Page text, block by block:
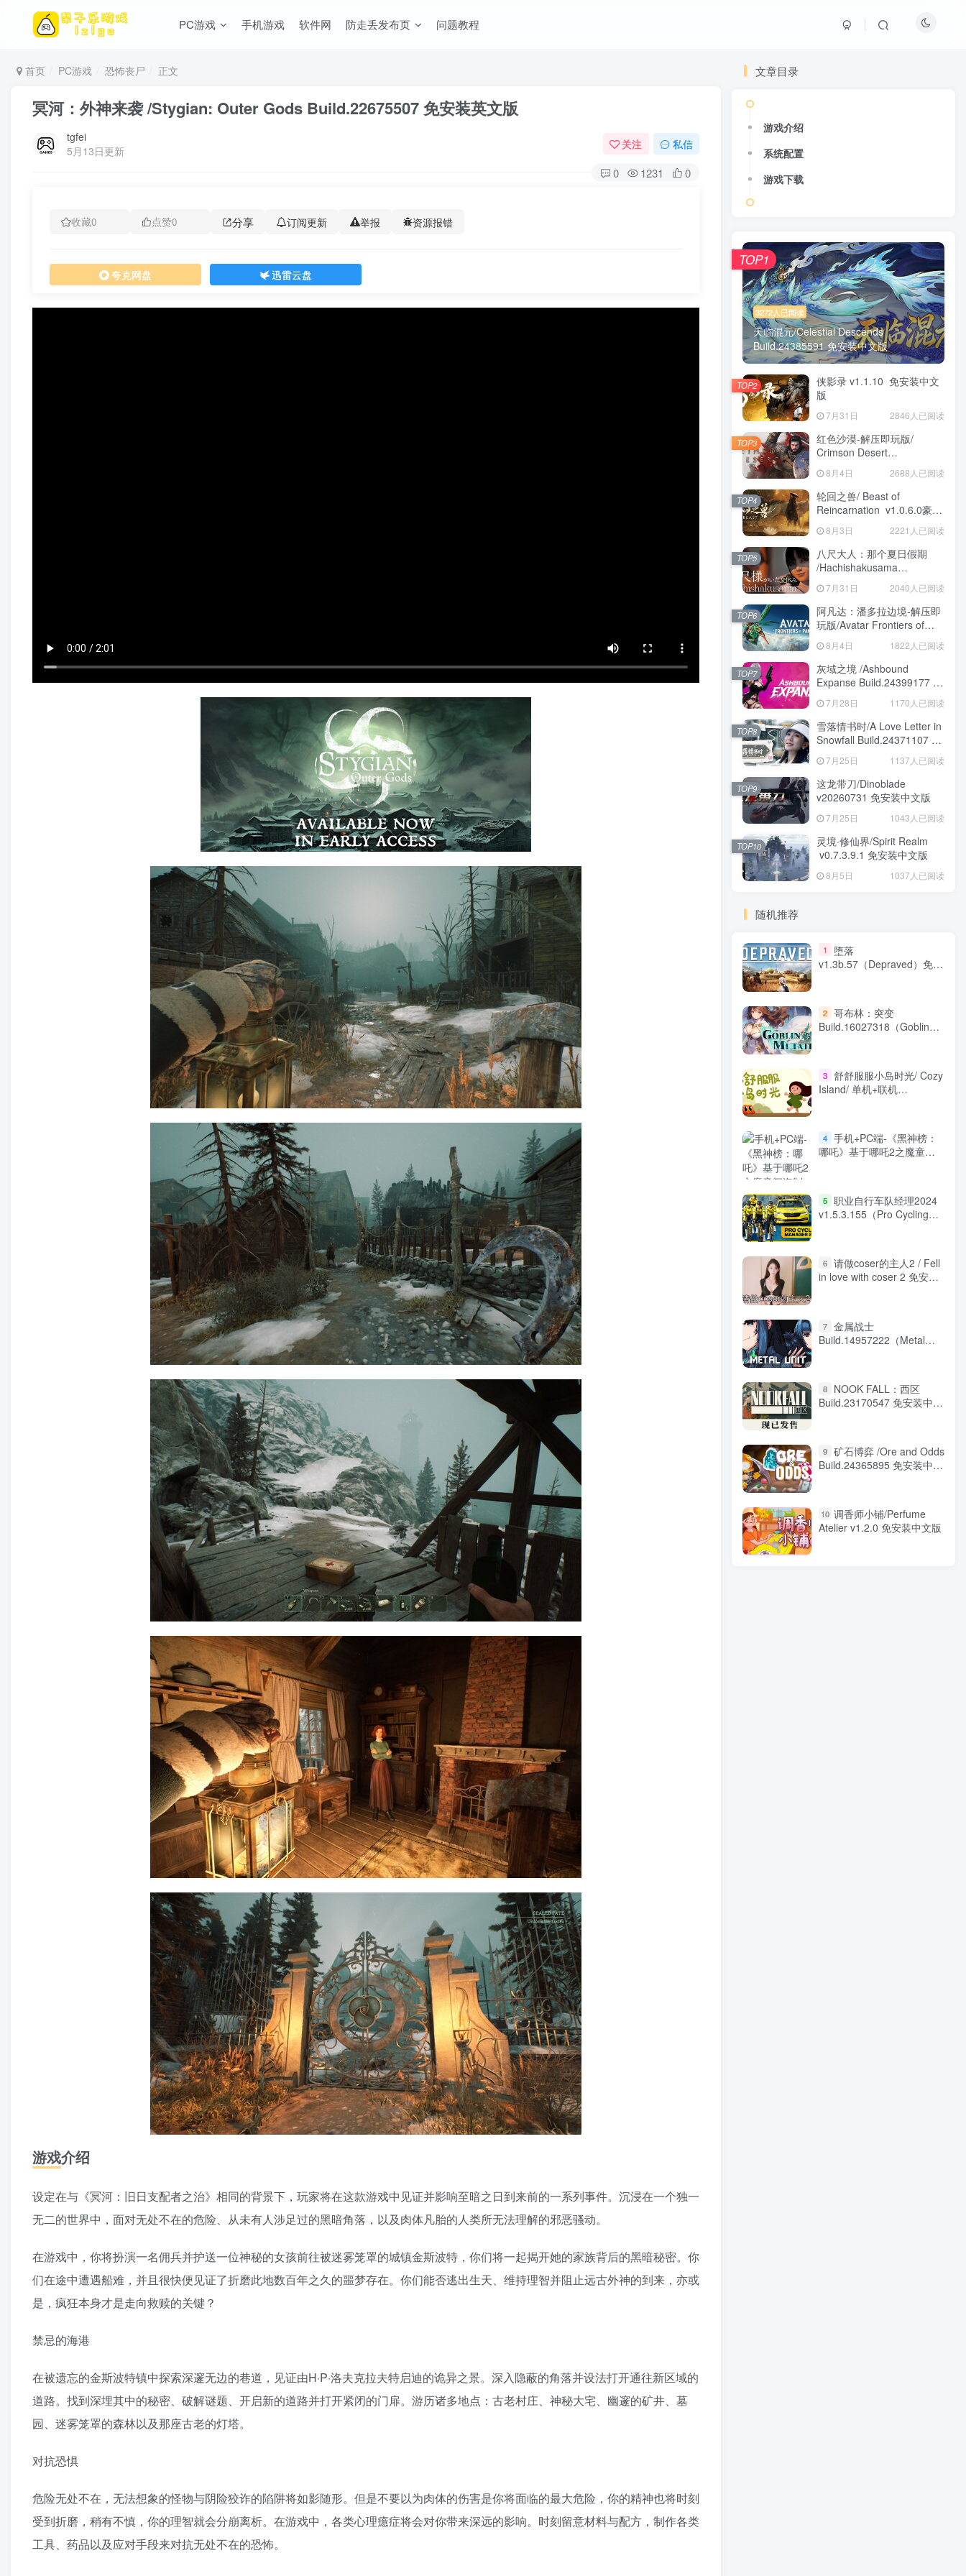
PC游戏 手机游戏 软件网 防走丢发布页 问题教程
首页 PC游戏 恐怖丧尸 正文
冥河：外神来袭 /Stygian: Outer Gods Build.22675507 免安装英文版
tgfei
5月13日更新
关注 私信
0 1231 0
收藏0 点赞0 分享 订阅更新 举报 资源报错
夸克网盘 迅雷云盘
游戏介绍
设定在与《冥河：旧日支配者之治》相同的背景下，玩家将在这款游戏中见证并影响至暗之日到来前的一系列事件。沉浸在一个独一
无二的世界中，面对无处不在的危险、从未有人涉足过的黑暗角落，以及肉体凡胎的人类所无法理解的邪恶骚动。
在游戏中，你将扮演一名佣兵并护送一位神秘的女孩前往被迷雾笼罩的城镇金斯波特，你们将一起揭开她的家族背后的黑暗秘密。你
们在途中遭遇船难，并且很快便见证了折磨此地数百年之久的噩梦存在。你们能否逃出生天、维持理智并阻止远古外神的到来，亦或
是，疯狂本身才是走向救赎的关键？
禁忌的海港
在被遗忘的金斯波特镇中探索深邃无边的巷道，见证由H·P·洛夫克拉夫特启迪的诡异之景。深入隐蔽的角落并设法打开通往新区域的
道路。找到深埋其中的秘密、破解谜题、开启新的道路并打开紧闭的门扉。游历诸多地点：古老村庄、神秘大宅、幽邃的矿井、墓
园、迷雾笼罩的森林以及那座古老的灯塔。
对抗恐惧
危险无处不在，无法想象的怪物与阴险狡诈的陷阱将如影随形。但是不要以为肉体的伤害是你将面临的最大危险，你的精神也将时刻
受到折磨，稍有不慎，你的理智就会分崩离析。在游戏中，各类心理癔症将会对你带来深远的影响。时刻留意材料与配方，制作各类
工具、药品以及应对手段来对抗无处不在的恐怖。
文章目录
游戏介绍
系统配置
游戏下载
3272人已阅读
天临混元/Celestial Descends
Build.24385591 免安装中文版
TOP1
侠影录 v1.1.10 免安装中文
版
7月31日 2846人已阅读
TOP2
红色沙漠-解压即玩版/
Crimson Desert
安装中文版
8月4日 2688人已阅读
TOP3
轮回之兽/ Beast of
Reincarnation v1.0.6.0豪华
8月3日 2221人已阅读
TOP4
八尺大人：那个夏日假期
/Hachishakusama
版7月31日 2040人已阅读
TOP5
阿凡达：潘多拉边境-解压即
玩版/Avatar Frontiers of
安装中文版
8月4日 1822人已阅读
TOP6
灰域之境 /Ashbound
Expanse Build.24399177 免
安装中文版
7月28日 1170人已阅读
TOP7
雪落情书时/A Love Letter in
Snowfall Build.24371107 免
安装中文版
7月25日 1137人已阅读
TOP8
这龙带刀/Dinoblade
v20260731 免安装中文版
7月25日 1043人已阅读
TOP9
灵境·修仙界/Spirit Realm
v0.7.3.9.1 免安装中文版
8月5日 1037人已阅读
TOP10
随机推荐
1
堕落
v1.3b.57（Depraved）免安
2 哥布林：突变
Build.16027318（Goblin
3 舒舒服服小岛时光/ Cozy
Island/ 单机+联机
4 手机+PC端-《黑神榜：
哪吒》基于哪吒2之魔童闹
5 职业自行车队经理2024
v1.5.3.155（Pro Cycling
6 请做coser的主人2 / Fell
in love with coser 2 免安装
7 金属战士
Build.14957222（Metal
8
NOOK FALL：西区
Build.23170547 免安装中文
9 矿石博弈 /Ore and Odds
Build.24365895 免安装中文
10 调香师小铺/Perfume
Atelier v1.2.0 免安装中文版